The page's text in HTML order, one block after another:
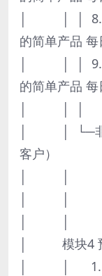
│ │ │ 8. （
的简单产品
│ │ │ 9. （
的简单产品
│ │ └─非常
客户）
│ │
│ │ 脚
│ 模块4
│ │ 1. 着